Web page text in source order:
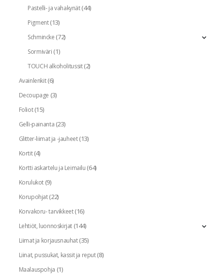
Pastelli- ja vahakynät(44)
Pigment(13)
Schmincke(72)
Sormiväri(1)
TOUCH alkoholitussit(2)
Avainlenkit(6)
Decoupage (3)
Foliot(15)
Gelli-painanta(23)
Glitter-liimat ja -jauheet(13)
Kortit(4)
Kortti askartelu ja Leimailu(64)
Korulukot(9)
Korupohjat(22)
Korvakoru- tarvikkeet(16)
Lehtiöt, luonnoskirjat(144)
Liimat ja korjausnauhat(35)
Liinat, pussukat, kassit ja reput(8)
Maalauspohja (1)